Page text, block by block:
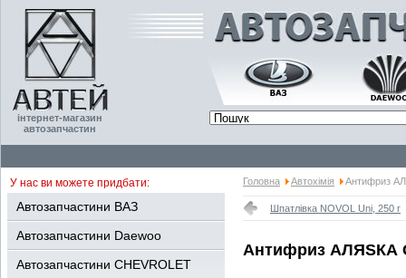
інтернет-магазин
автозапчастин
У нас ви можете придбати:
Автозапчастини ВАЗ
Автозапчастини Daewoo
Автозапчастини CHEVROLET
Головна Автохімія Антифриз
Шпатлівка NOVOL Uni, 250 г
Антифриз АЛЯSКА